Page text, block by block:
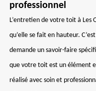
professionnel
L’entretien de votre toit à Les
qu’elle se fait en hauteur.
demande un savoir-faire
que votre toit est un élément
réalisé avec soin et